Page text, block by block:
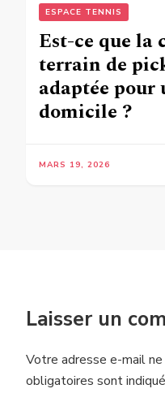
ESPACE TENNIS
Est-ce que la
terrain de
adaptée pour
domicile ?
MARS 19, 2026
Laisser un
Votre adresse e-mail
obligatoires sont